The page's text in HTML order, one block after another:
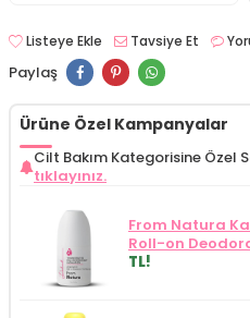
Listeye Ekle Tavsiye Et
Paylaş
Ürüne Özel Kampanyalar
Cilt Bakım Kategorisine Özel
tıklayınız.
From Natura
Roll-on
TL!